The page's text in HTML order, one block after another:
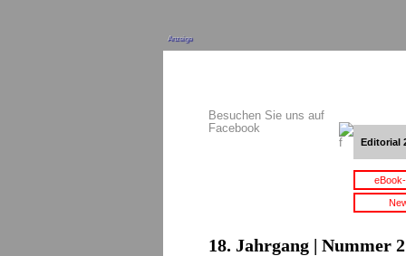
Anzeige
Besuchen Sie uns auf
Facebook
Editorial
18. Jahrgang | Nummer